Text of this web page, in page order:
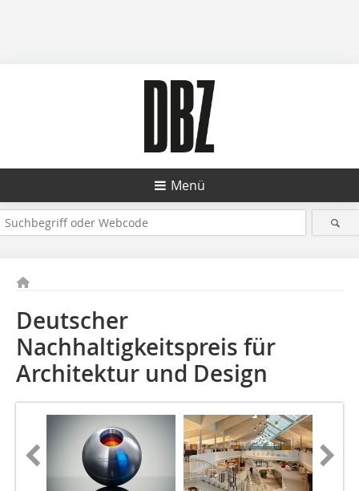
Menü
Deutscher
Nachhaltigkeitspreis für
Architektur und Design